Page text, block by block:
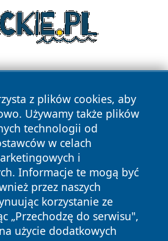
z plików cookies, aby
Używamy także plików
technologii od
w celach
i
Informacje te mogą być
przez naszych
korzystanie ze
„Przechodzę do serwisu",
użycie dodatkowych
Wszystkie prawa
Polityka
Cookies